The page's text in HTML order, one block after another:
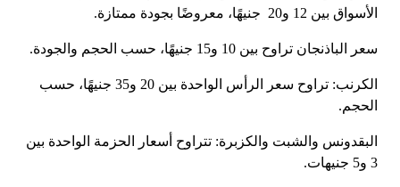
الأسواق بين 12 و20 جنيهًا، معروضًا بجودة ممتازة.
سعر الباذنجان تراوح بين 10 و15 جنيهًا، حسب الحجم والجودة.
الكرنب: تراوح سعر الرأس الواحدة بين 20 و35 جنيهًا، حسب
الحجم.
البقدونس والشبت والكزبرة: تتراوح أسعار الحزمة الواحدة بين
3 و5 جنيهات.